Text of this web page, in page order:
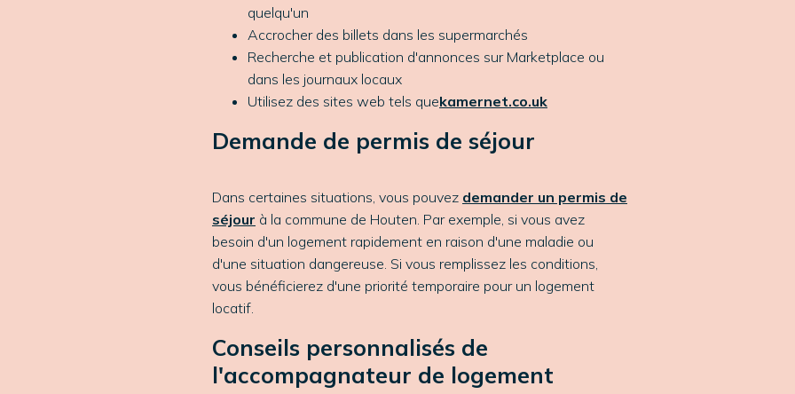
quelqu'un
Accrocher des billets dans les supermarchés
Recherche et publication d'annonces sur Marketplace ou
dans les journaux locaux
Utilisez des sites web tels quekamernet.co.uk
Demande de permis de séjour
Dans certaines situations, vous pouvez demander un permis de
séjour à la commune de Houten. Par exemple, si vous avez
besoin d'un logement rapidement en raison d'une maladie ou
d'une situation dangereuse. Si vous remplissez les conditions,
vous bénéficierez d'une priorité temporaire pour un logement
locatif.
Conseils personnalisés de
l'accompagnateur de logement